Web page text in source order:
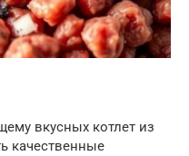
вкусных котлет из
качественные